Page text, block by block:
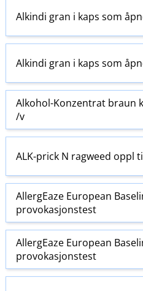
Alkindi gran i kaps som
Alkindi gran i kaps som
Alkohol-Konzentrat braun
/​v
ALK-prick N ragweed oppl
AllergEaze European
provokasjonstest
AllergEaze European
provokasjonstest